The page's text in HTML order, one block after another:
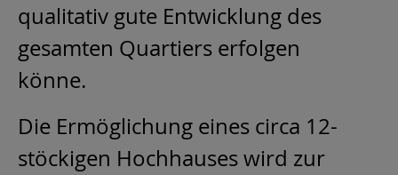
qualitativ gute Entwicklung des
gesamten Quartiers erfolgen
könne.
Die Ermöglichung eines circa 12-
stöckigen Hochhauses wird zur